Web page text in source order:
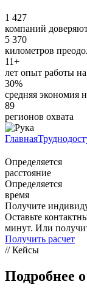
1 427
компаний
5 370
километров
11+
лет опыт работы
30%
средняя экономия
89
регионов охвата
Главная
Определяется
расстояние
Определяется
время
Получите
Оставьте
минут. Или
Получить расчет
// Кейсы
Подробнее